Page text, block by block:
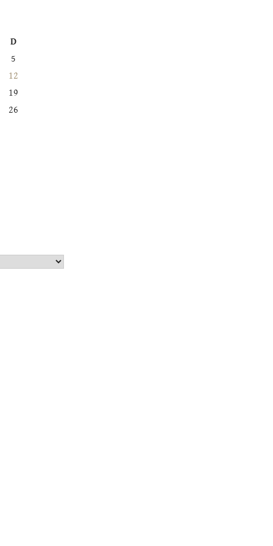
D
5
12
19
26